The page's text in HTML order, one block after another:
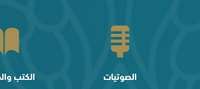
الصوتيات الكتب